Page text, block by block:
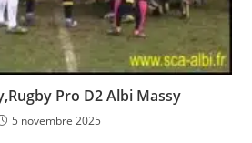
Pro D2 Albi Massy
5 novembre 2025